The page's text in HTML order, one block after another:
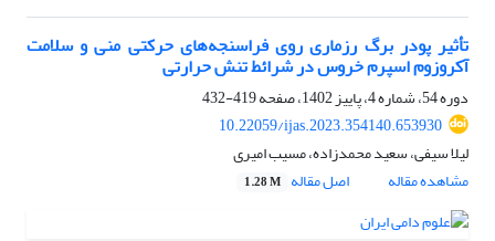
تأثیر پودر برگ رزماری روی فراسنجه‌های حرکتی منی و سلامت
آکروزوم اسپرم خروس در شرائط تنش حرارتی
دوره 54، شماره 4، پاییز 1402، صفحه
419-432
10.22059/ijas.2023.354140.653930
لیلا سیفی، سعید محمدزاده، مسیب امیری
مشاهده مقاله
اصل مقاله 1.28 M